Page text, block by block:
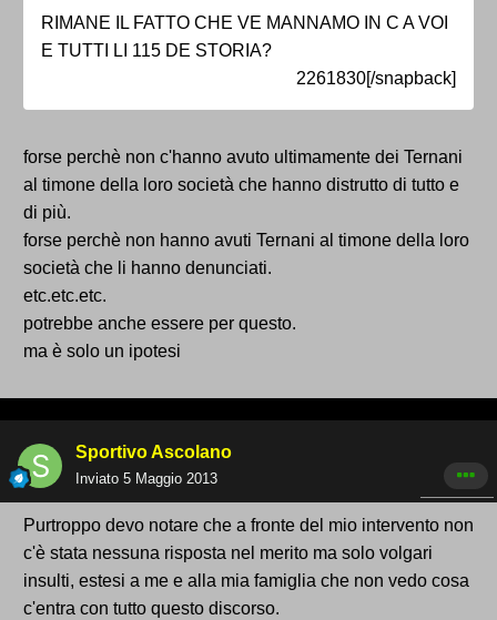
RIMANE IL FATTO CHE VE MANNAMO IN C A VOI
E TUTTI LI 115 DE STORIA?
2261830[/snapback]
forse perchè non c'hanno avuto ultimamente dei Ternani
al timone della loro società che hanno distrutto di tutto e
di più.
forse perchè non hanno avuti Ternani al timone della loro
società che li hanno denunciati.
etc.etc.etc.
potrebbe anche essere per questo.
ma è solo un ipotesi
Sportivo Ascolano
Inviato 5 Maggio 2013
Purtroppo devo notare che a fronte del mio intervento non
c'è stata nessuna risposta nel merito ma solo volgari
insulti, estesi a me e alla mia famiglia che non vedo cosa
c'entra con tutto questo discorso.